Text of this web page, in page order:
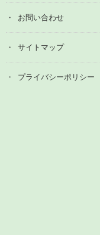
お問い合わせ
サイトマップ
プライバシーポリシー